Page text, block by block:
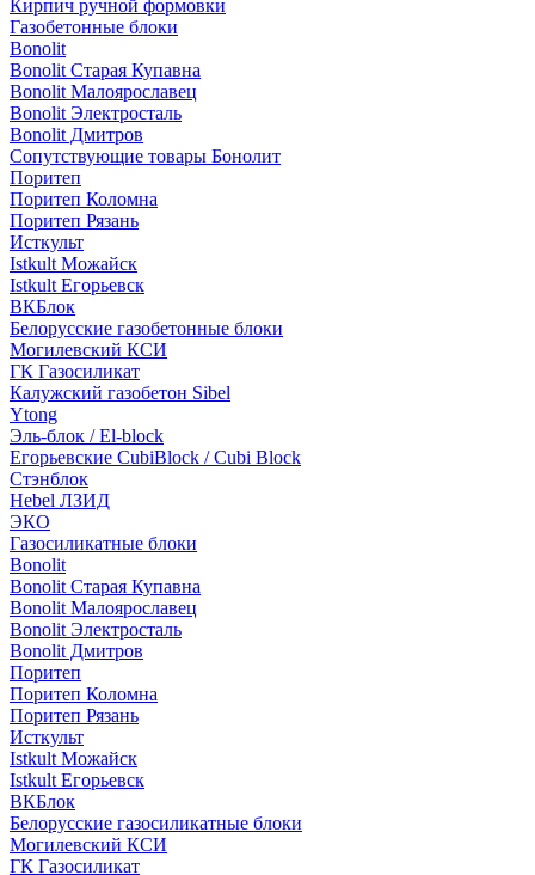
Кирпич ручной формовки
Газобетонные блоки
Bonolit
Bonolit Старая Купавна
Bonolit Малоярославец
Bonolit Электросталь
Bonolit Дмитров
Сопутствующие товары Бонолит
Поритеп
Поритеп Коломна
Поритеп Рязань
Исткульт
Istkult Можайск
Istkult Егорьевск
ВКБлок
Белорусские газобетонные блоки
Могилевский КСИ
ГК Газосиликат
Калужский газобетон Sibel
Ytong
Эль-блок / El-block
Егорьевские CubiBlock / Cubi Block
Стэнблок
Hebel ЛЗИД
ЭКО
Газосиликатные блоки
Bonolit
Bonolit Старая Купавна
Bonolit Малоярославец
Bonolit Электросталь
Bonolit Дмитров
Поритеп
Поритеп Коломна
Поритеп Рязань
Исткульт
Istkult Можайск
Istkult Егорьевск
ВКБлок
Белорусские газосиликатные блоки
Могилевский КСИ
ГК Газосиликат